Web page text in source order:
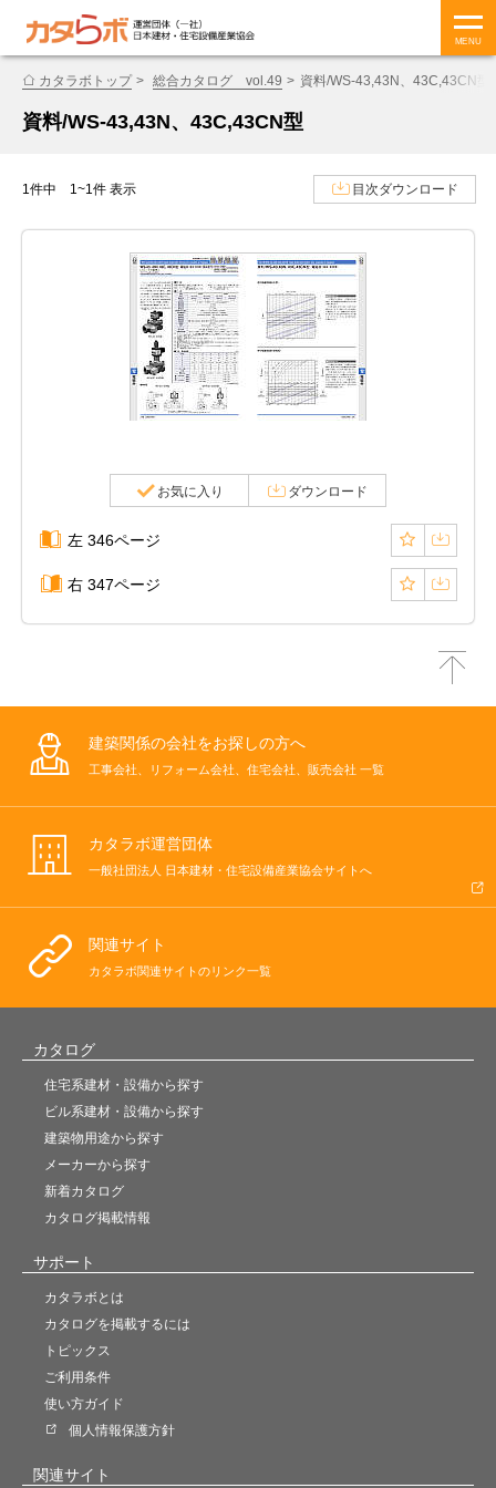
MENU
カタラボトップ 総合カタログ vol.49 資料/WS-43,43N、43C,43CN型
資料/WS-43,43N、43C,43CN型
1件中 1~1件 表示 目次ダウンロード
お気に入り ダウンロード
左 346ページ
右 347ページ
建築関係の会社をお探しの方へ
工事会社、リフォーム会社、住宅会社、販売会社 一覧
カタラボ運営団体
一般社団法人 日本建材・住宅設備産業協会サイトへ
関連サイト
カタラボ関連サイトのリンク一覧
カタログ
住宅系建材・設備から探す
ビル系建材・設備から探す
建築物用途から探す
メーカーから探す
新着カタログ
カタログ掲載情報
サポート
カタラボとは
カタログを掲載するには
トピックス
ご利用条件
使い方ガイド
個人情報保護方針
関連サイト